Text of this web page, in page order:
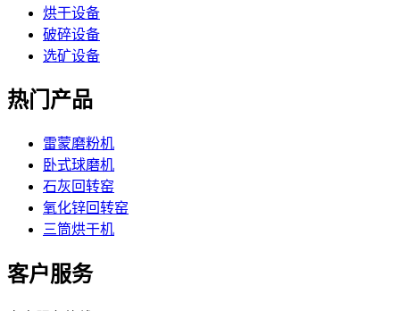
烘干设备
破碎设备
选矿设备
热门产品
雷蒙磨粉机
卧式球磨机
石灰回转窑
氧化锌回转窑
三筒烘干机
客户服务